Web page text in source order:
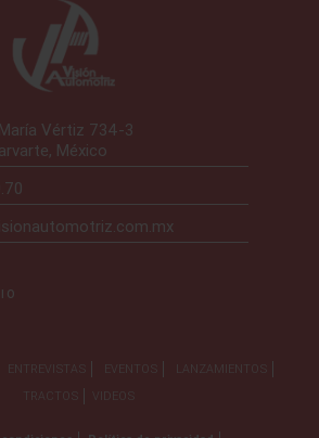
Vértiz 734-3
México
ENTREVISTAS EVENTOS
LANZAMIENTOS
TRACTOS
VIDEOS